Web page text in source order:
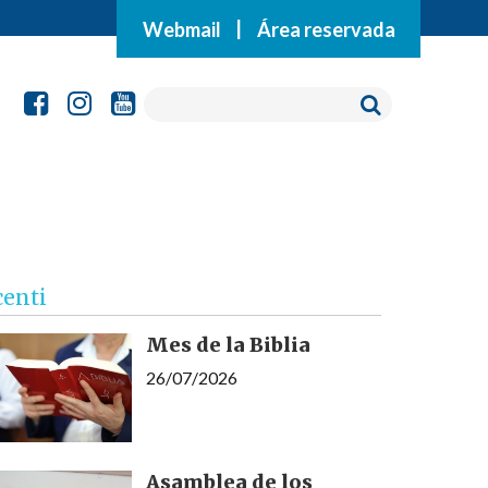
Webmail Área reservada
Mes de la Biblia
26/07/2026
Asamblea de los